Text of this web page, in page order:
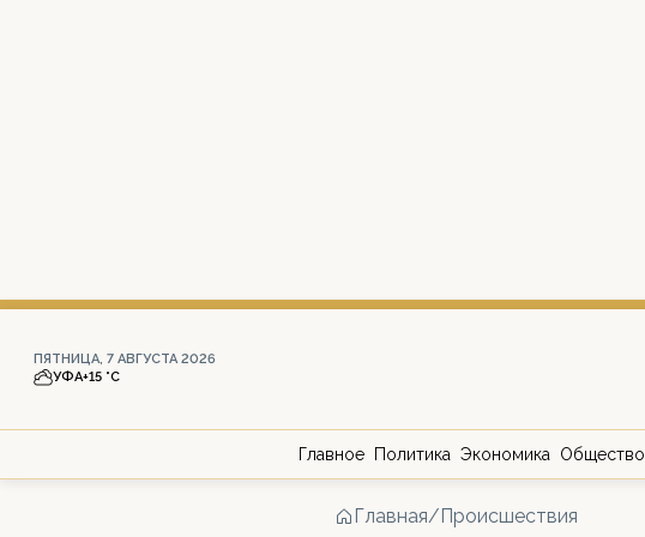
ПЯТНИЦА, 7 АВГУСТА 2026
УФА+15 °С
Главное Политика Экономика Общество
Главная/Происшествия